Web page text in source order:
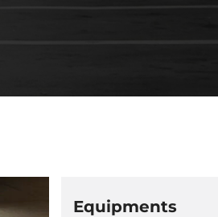
Equipments